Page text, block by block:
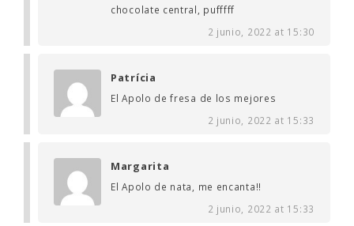
chocolate central, pufffff
2 junio, 2022 at 15:30
Patrícia
El Apolo de fresa de los mejores
2 junio, 2022 at 15:33
Margarita
El Apolo de nata, me encanta!!
2 junio, 2022 at 15:33